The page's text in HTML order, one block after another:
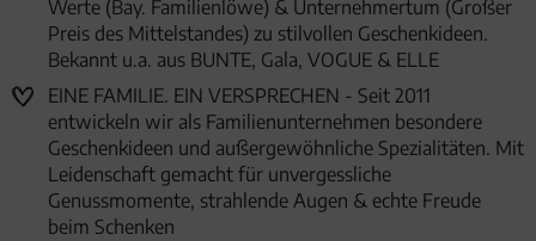
Werte (Bay. Familienlöwe) & Unternehmertum (Großer
Preis des Mittelstandes) zu stilvollen Geschenkideen.
Bekannt u.a. aus BUNTE, Gala, VOGUE & ELLE
EINE FAMILIE. EIN VERSPRECHEN - Seit 2011
entwickeln wir als Familienunternehmen besondere
Geschenkideen und außergewöhnliche Spezialitäten. Mit
Leidenschaft gemacht für unvergessliche
Genussmomente, strahlende Augen & echte Freude
beim Schenken